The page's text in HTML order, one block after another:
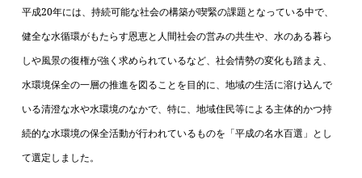
平成20年には、持続可能な社会の構築が喫緊の課題となっている中で、
健全な水循環がもたらす恩恵と人間社会の営みの共生や、水のある暮ら
しや風景の復権が強く求められているなど、社会情勢の変化も踏まえ、
水環境保全の一層の推進を図ることを目的に、地域の生活に溶け込んで
いる清澄な水や水環境のなかで、特に、地域住民等による主体的かつ持
続的な水環境の保全活動が行われているものを「平成の名水百選」とし
て選定しました。